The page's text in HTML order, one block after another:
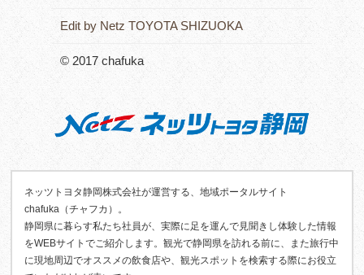
Edit by Netz TOYOTA SHIZUOKA
© 2017 chafuka
ネッツトヨタ静岡株式会社が運営する、地域ポータルサイト
chafuka（チャフカ）。
静岡県に暮らす私たち社員が、実際に足を運んで見聞きし体験した情報
をWEBサイトでご紹介します。観光で静岡県を訪れる前に、また旅行中
に現地周辺でオススメの飲食店や、観光スポットを検索する際にお役立